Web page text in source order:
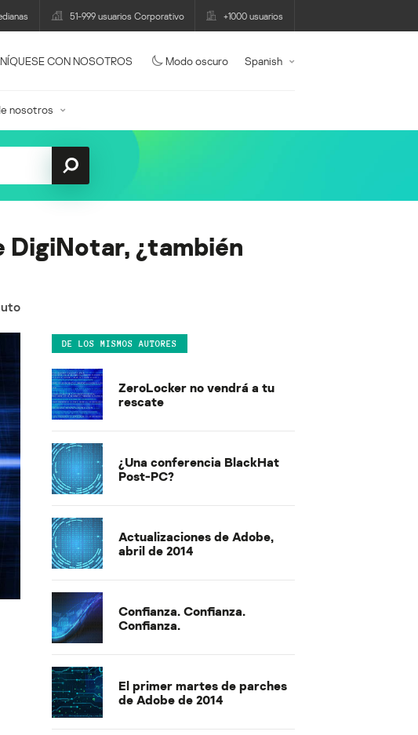
51-999 usuarios Corporativo +1000 usuarios
CON NOSOTROS Modo oscuro Spanish
nosotros
¿también
DE LOS MISMOS AUTORES
ZeroLocker no vendrá a tu
rescate
¿Una conferencia BlackHat
Post-PC?
Actualizaciones de Adobe,
abril de 2014
Confianza. Confianza.
Confianza.
El primer martes de parches
de Adobe de 2014